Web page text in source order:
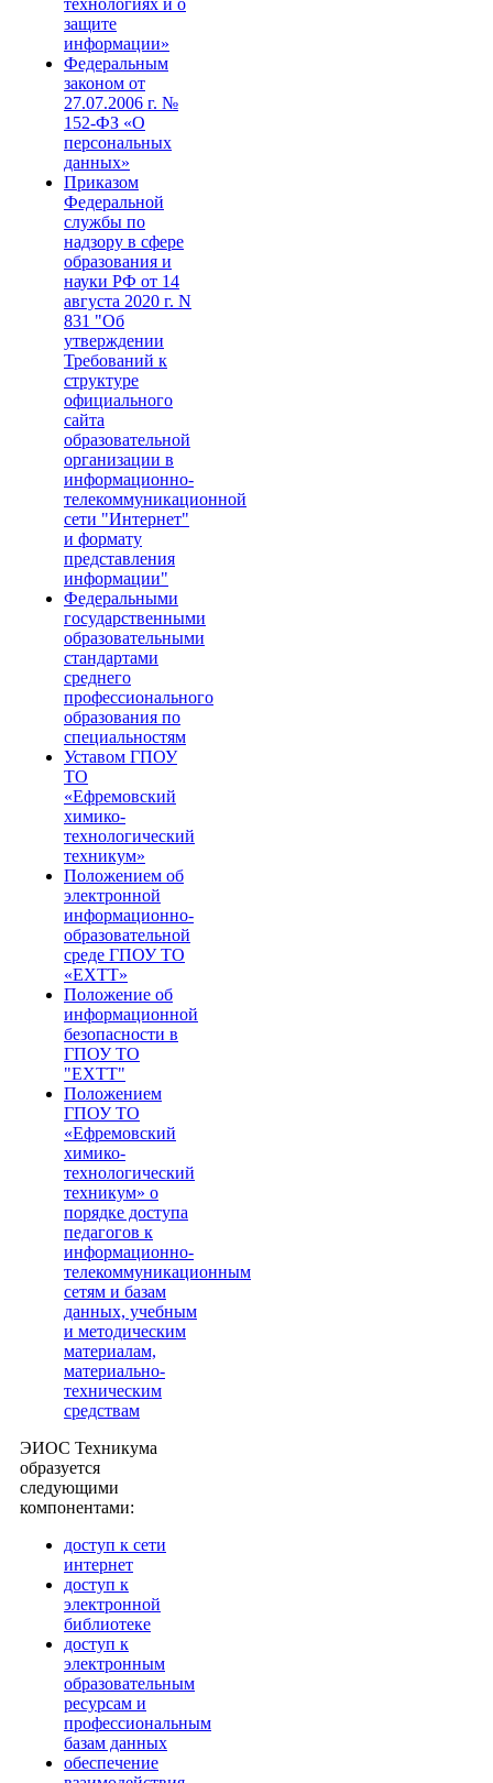
технологиях и о
защите
информации»
Федеральным
законом от
27.07.2006 г. №
152-ФЗ «О
персональных
данных»
Приказом
Федеральной
службы по
надзору в сфере
образования и
науки РФ от 14
августа 2020 г. N
831 "Об
утверждении
Требований к
структуре
официального
сайта
образовательной
организации в
информационно-
телекоммуникационной
сети "Интернет"
и формату
представления
информации"
Федеральными
государственными
образовательными
стандартами
среднего
профессионального
образования по
специальностям
Уставом ГПОУ
ТО
«Ефремовский
химико-
технологический
техникум»
Положением об
электронной
информационно-
образовательной
среде ГПОУ ТО
«ЕХТТ»
Положение об
информационной
безопасности в
ГПОУ ТО
"ЕХТТ"
Положением
ГПОУ ТО
«Ефремовский
химико-
технологический
техникум» о
порядке доступа
педагогов к
информационно-
телекоммуникационным
сетям и базам
данных, учебным
и методическим
материалам,
материально-
техническим
средствам
ЭИОС Техникума
образуется
следующими
компонентами:
доступ к сети
интернет
доступ к
электронной
библиотеке
доступ к
электронным
образовательным
ресурсам и
профессиональным
базам данных
обеспечение